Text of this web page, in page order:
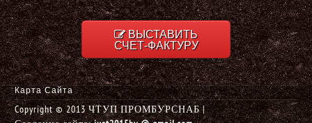
ВЫСТАВИТЬ
СЧЕТ-ФАКТУРУ
Карта Сайта
Copyright © 2013 ЧТУП ПРОМБУРСНАБ |